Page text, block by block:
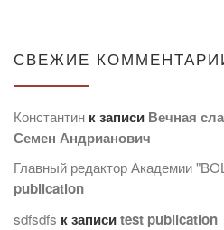
СВЕЖИЕ
Константин к записи Вечная
Семен Андрианович
Главный редактор Академии
publication
sdfsdfs к записиtest publication